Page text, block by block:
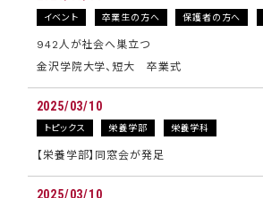
イベント 卒業生の方へ 保護者の方へ
942人が社会へ巣立つ
金沢学院大学、短大 卒業式
2025/03/10
トピックス 栄養学部 栄養学科
【栄養学部】同窓会が発足
2025/03/10